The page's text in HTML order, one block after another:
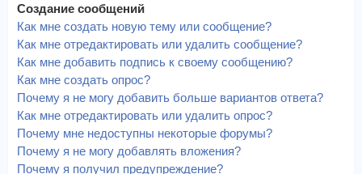
Создание сообщений
Как мне создать новую тему или сообщение?
Как мне отредактировать или удалить сообщение?
Как мне добавить подпись к своему сообщению?
Как мне создать опрос?
Почему я не могу добавить больше вариантов ответа?
Как мне отредактировать или удалить опрос?
Почему мне недоступны некоторые форумы?
Почему я не могу добавлять вложения?
Почему я получил предупреждение?